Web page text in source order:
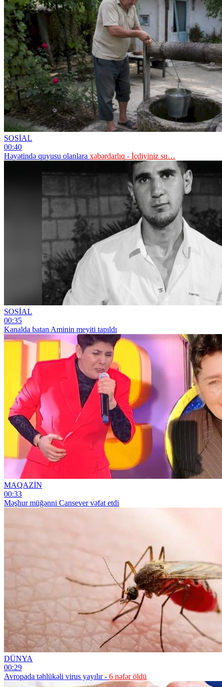
SOSİAL
00:40
Həyətində quyusu olanlara xəbərdarlıq - İçdiyiniz su…
SOSİAL
00:35
Kanalda batan Aminin meyiti tapıldı
MAQAZİN
00:33
Məşhur müğənni Cansever vəfat etdi
DÜNYA
00:29
Avropada təhlükəli virus yayılır - 6 nəfər öldü